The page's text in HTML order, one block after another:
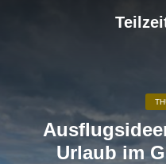
Urlaub im